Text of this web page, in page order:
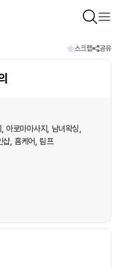
스크랩 공유
아로마마사지
남녀왁싱
샵 홈케어 림프